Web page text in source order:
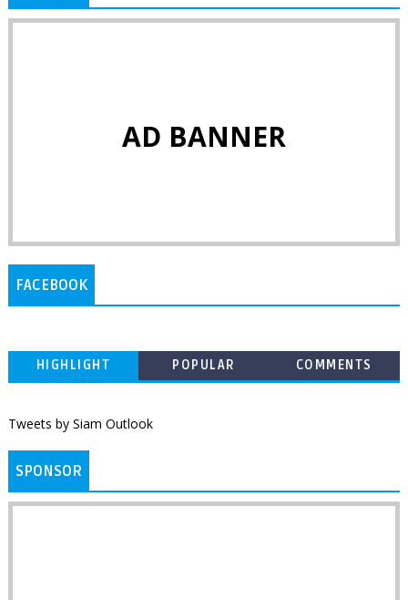
AD BANNER
FACEBOOK
HIGHLIGHT POPULAR COMMENTS
Tweets by Siam Outlook
SPONSOR